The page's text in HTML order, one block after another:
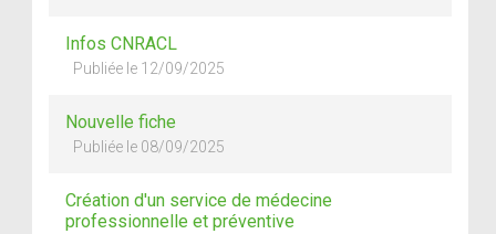
Infos CNRACL
Publiée le 12/09/2025
Nouvelle fiche
Publiée le 08/09/2025
Création d'un service de médecine
professionnelle et préventive